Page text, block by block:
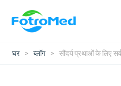
घर > ब्लॉग > सौंदर्य प्रथाओं के लिए